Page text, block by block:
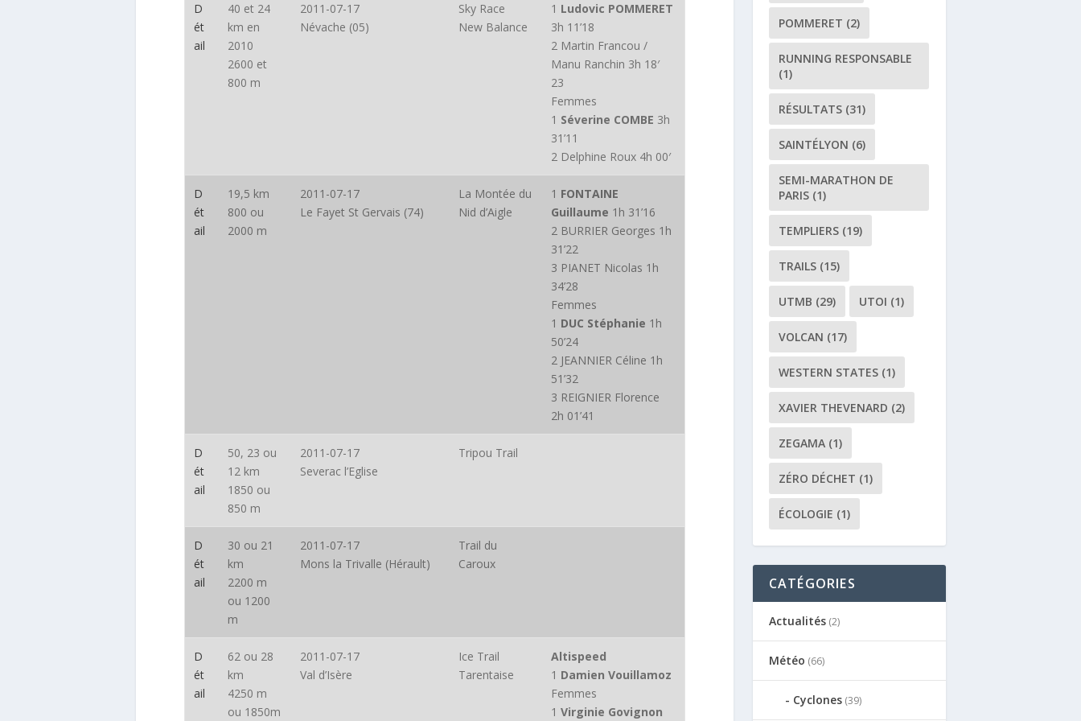
D
ét
ail
40 et 24
km en
2010
2600 et
800 m
2011-07-17
Névache (05)
Sky Race
New Balance
1 Ludovic POMMERET
3h 11’18
2 Martin Francou /
Manu Ranchin 3h 18′
23
Femmes
1 Séverine COMBE 3h
31’11
2 Delphine Roux 4h 00′
D
ét
ail
19,5 km
800 ou
2000 m
2011-07-17
Le Fayet St Gervais (74)
La Montée du
Nid d’Aigle
1 FONTAINE
Guillaume 1h 31’16
2 BURRIER Georges 1h
31’22
3 PIANET Nicolas 1h
34’28
Femmes
1 DUC Stéphanie 1h
50’24
2 JEANNIER Céline 1h
51’32
3 REIGNIER Florence
2h 01’41
D
ét
ail
50, 23 ou
12 km
1850 ou
850 m
2011-07-17
Severac l’Eglise
Tripou Trail
D
ét
ail
30 ou 21
km
2200 m
ou 1200
m
2011-07-17
Mons la Trivalle (Hérault)
Trail du
Caroux
D
ét
ail
62 ou 28
km
4250 m
ou 1850m
2011-07-17
Val d’Isère
Ice Trail
Tarentaise
Altispeed
1 Damien Vouillamoz
Femmes
1Virginie Govignon
POMMERET (2)
RUNNING RESPONSABLE
(1)
RÉSULTATS(31)
SAINTÉLYON (6)
SEMI-MARATHON DE
PARIS(1)
TEMPLIERS(19)
TRAILS(15)
UTMB (29) UTOI (1)
VOLCAN (17)
WESTERN STATES(1)
XAVIER THEVENARD (2)
ZEGAMA(1)
ZÉRO DÉCHET (1)
ÉCOLOGIE (1)
CATÉGORIES
Actualités(2)
Météo (66)
Cyclones(39)